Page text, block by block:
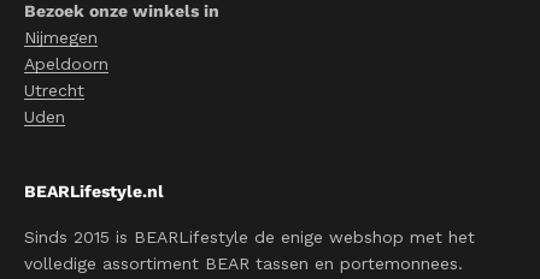
Bezoek onze winkels in
Nijmegen
Apeldoorn
Utrecht
Uden
BEARLifestyle.nl
Sinds 2015 is BEARLifestyle de enige webshop met het
volledige assortiment BEAR tassen en portemonnees.